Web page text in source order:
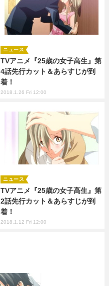
TVアニメ『25歳の女子高生』第
4話先行カット＆あらすじが到
着！
ニュース
2018.1.26 Fri 12:00
TVアニメ『25歳の女子高生』第
2話先行カット＆あらすじが到
着！
ニュース
2018.1.12 Fri 12:00